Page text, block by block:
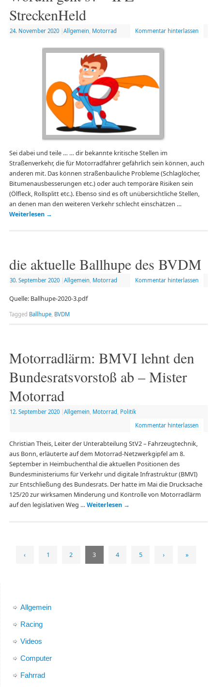
StreckenHeld
24. November 2020 Allgemein, Motorrad Kommentar hinterlassen
Sei dabei und teile … … dir bekannte kritische Stellen im
Straßenverkehr, die für Motorradfahrer gefährlich sein können, auch
anderen mit. Das können straßenbauliche Probleme (Schlaglöcher,
Bitumenausbesserungen etc.) oder auch temporäre Risiken sein
(Ölfleck, Rollsplitt etc.). Ebenso sind es oft unübersichtliche Stellen,
an denen man den weiteren Verkehr schlecht einschätzen …
Weiterlesen →
die aktuelle Ballhupe des BVDM
30. September 2020 Allgemein, Motorrad Kommentar hinterlassen
Quelle: Ballhupe-2020-3.pdf
Tagged Ballhupe, BVDM
Motorradlärm: BMVI lehnt den
Bundesratsvorstoß ab – Mister
Motorrad
12. September 2020 Allgemein, Motorrad, Politik
Kommentar hinterlassen
Christian Theis, Leiter der Unterabteilung StV2 – Fahrzeugtechnik,
aus Bonn, erläuterte auf dem Motorrad-Netzwerkgipfel am 8.
September in Heimbuchenthal die aktuellen Positionen des
Bundesministeriums für Verkehr und digitale Infrastruktur (BMVI)
zur Entschließung des Bundesrats. Der hatte im Mai die Drucksache
125/20 zur wirksamen Minderung und Kontrolle von Motorradlärm
auf den legislativen Weg … Weiterlesen →
‹ 1 2 3 4 5 › »
Allgemein
Racing
Videos
Computer
Fahrrad